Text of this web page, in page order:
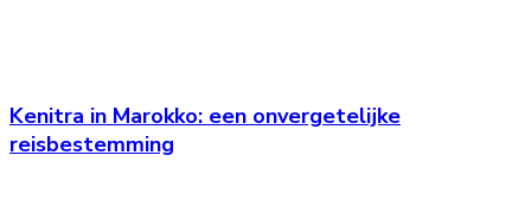
Kenitra in Marokko: een onvergetelijke
reisbestemming